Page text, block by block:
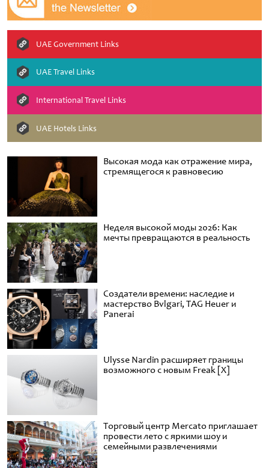
Высокая мода как отражение мира,
стремящегося к равновесию
Неделя высокой моды 2026: Как
мечты превращаются в реальность
Создатели времени: наследие и
мастерство Bvlgari, TAG Heuer и
Panerai
Ulysse Nardin расширяет границы
возможного с новым Freak [X]
Торговый центр Mercato приглашает
провести лето с яркими шоу и
семейными развлечениями
UAE Government Links
UAE Travel Links
International Travel Links
UAE Hotels Links